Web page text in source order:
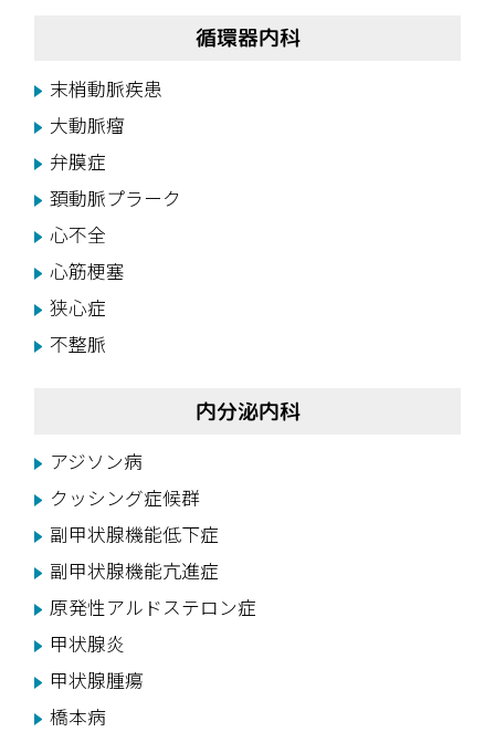
循環器内科
末梢動脈疾患
大動脈瘤
弁膜症
頚動脈プラーク
心不全
心筋梗塞
狭心症
不整脈
内分泌内科
アジソン病
クッシング症候群
副甲状腺機能低下症
副甲状腺機能亢進症
原発性アルドステロン症
甲状腺炎
甲状腺腫瘍
橋本病